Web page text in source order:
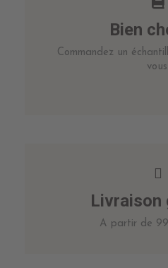
Bien
Commandez un
vous.
Livraison
A partir de